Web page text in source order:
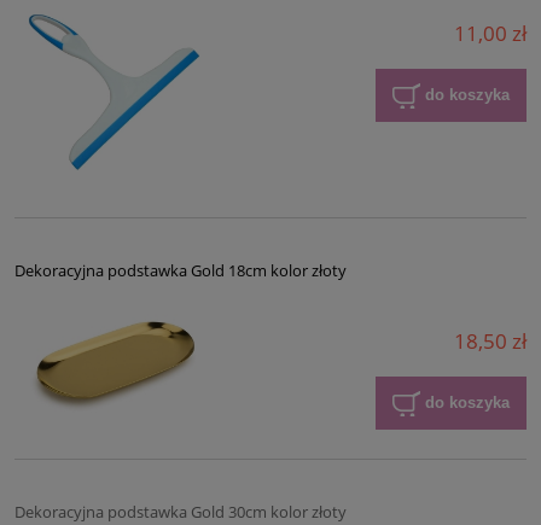
11,00 zł
do koszyka
Dekoracyjna podstawka Gold 18cm kolor złoty
18,50 zł
do koszyka
Dekoracyjna podstawka Gold 30cm kolor złoty